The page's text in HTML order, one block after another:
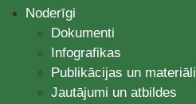
Noderīgi
Dokumenti
Infografikas
Publikācijas un materiāli
Jautājumi un atbildes